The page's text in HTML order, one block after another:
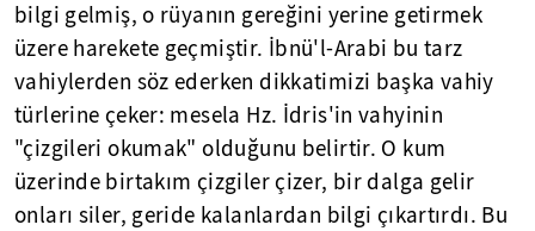
bilgi gelmiş, o rüyanın gereğini yerine getirmek
üzere harekete geçmiştir. İbnü'l-Arabi bu tarz
vahiylerden söz ederken dikkatimizi başka vahiy
türlerine çeker: mesela Hz. İdris'in vahyinin
"çizgileri okumak" olduğunu belirtir. O kum
üzerinde birtakım çizgiler çizer, bir dalga gelir
onları siler, geride kalanlardan bilgi çıkartırdı. Bu